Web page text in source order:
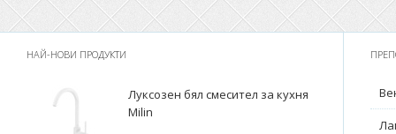
НАЙ-НОВИ ПРОДУКТИ
Луксозен бял смесител за кухня
Milin